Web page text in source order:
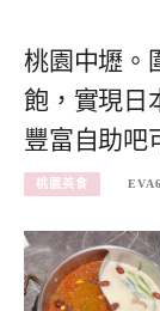
桃園中壢。
飽，實現日
豐富自助吧
桃園美食